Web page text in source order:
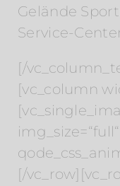
Gelände
Service-
[/
[vc_column
[/